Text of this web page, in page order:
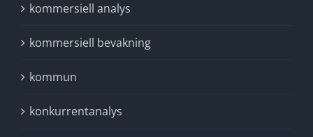
kommersiell analys
kommersiell bevakning
kommun
konkurrentanalys